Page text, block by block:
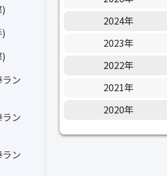
ン
ン
ン
2024年
2023年
2022年
2021年
2020年